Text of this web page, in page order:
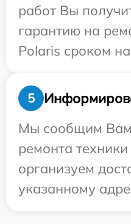
работ Вы
гарантию на
Polaris сроком
5
Мы сообщим
ремонта
организуем
указанному